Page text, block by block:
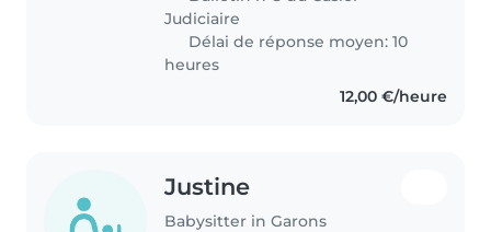
activités comme le dessin,..
Judiciaire
Délai de réponse moyen: 10
heures
12,00 €/heure
Justine
Babysitter in Garons